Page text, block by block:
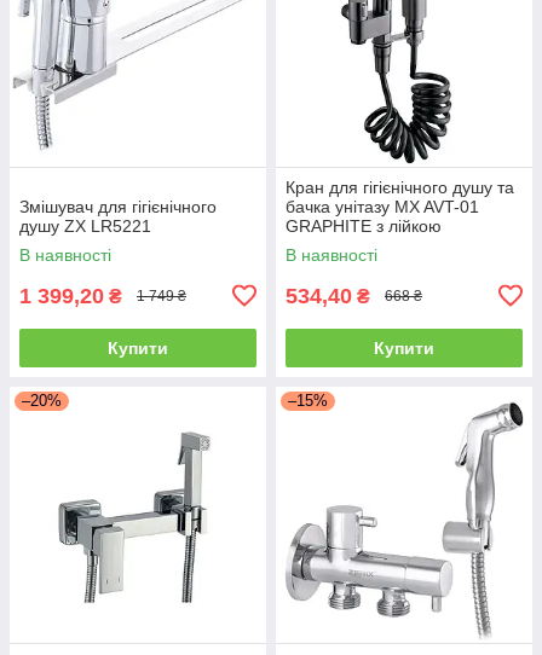
Змішувач для гігієнічного
душу ZX LR5221
В наявності
1 399,20 ₴ 1 749 ₴
Купити
Кран для гігієнічного душу та
бачка унітазу MX AVT-01
GRAPHITE з лійкою
В наявності
534,40 ₴ 668 ₴
Купити
–20% –15%